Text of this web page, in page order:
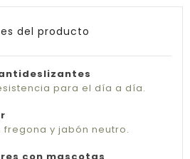
del producto
para el día a día.
fregona y jabón neutro.